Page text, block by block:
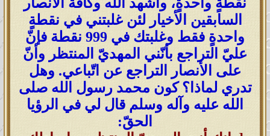
السابقين الأخيار لئن غلبتني في نقطةٍ
واحدةٍ فقط وغلبتك في 999 نقطة فإنّ
عليّ التراجع بأنّني المهديّ المنتظر وأنّ
على الأنصار التراجع عن اتّباعي. وهل
تدري لماذا؟ كون محمد رسول الله صلى
الله عليه وآله وسلم قال لي في الرؤيا
الحقّ: